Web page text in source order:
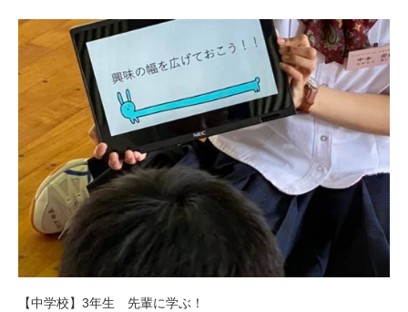
【中学校】3年生 先輩に学ぶ！